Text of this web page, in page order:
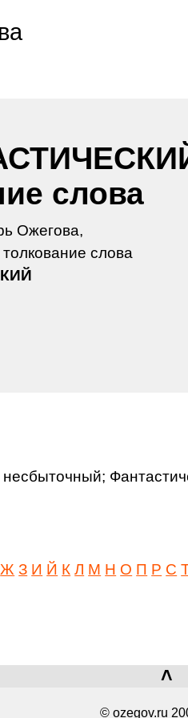
слова
Ожегова,
слова
Ж З И Й К Л М Н О П Р С
˄
© ozegov.ru